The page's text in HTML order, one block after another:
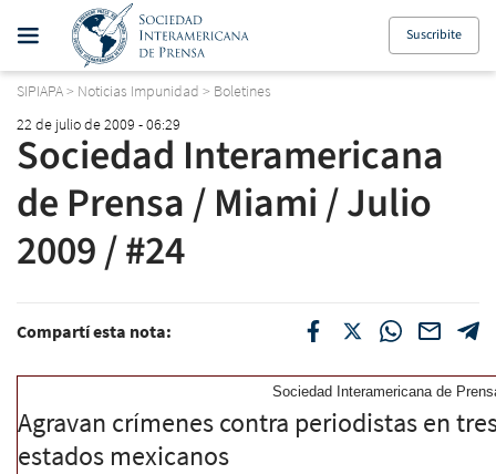
Suscribite
SIPIAPA> Noticias Impunidad > Boletines
22 de julio de 2009 - 06:29
Sociedad Interamericana
de Prensa / Miami / Julio
2009 / #24
Compartí esta nota:
Sociedad Interamericana de
Agravan crímenes contra periodistas en
estados mexicanos